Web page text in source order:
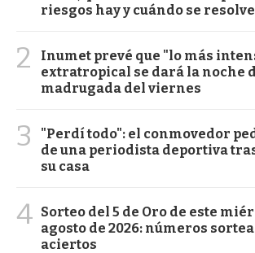
riesgos hay y cuándo se
2
Inumet prevé que "lo más
extratropical se dará la noche
madrugada del viernes
3
"Perdí todo": el conmovedor
de una periodista deportiva
su casa
4 Sorteo del 5 de Oro de este
agosto de 2026: números
aciertos